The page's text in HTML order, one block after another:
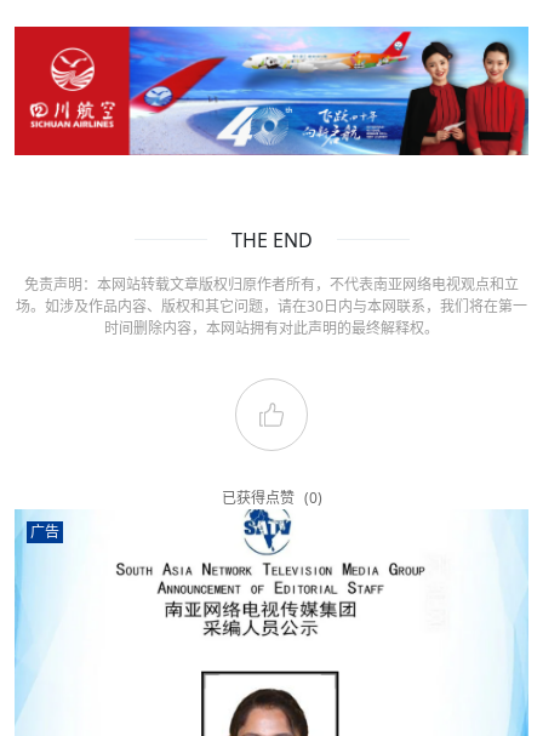
THE END
免责声明：本网站转载文章版权归原作者所有，不代表南亚网络电视观点和立
场。如涉及作品内容、版权和其它问题，请在30日内与本网联系，我们将在第一
时间删除内容，本网站拥有对此声明的最终解释权。
已获得点赞 (0)
广告